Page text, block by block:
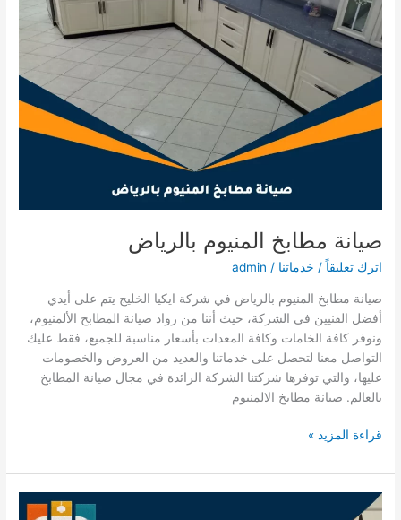
صيانة مطابخ المنيوم بالرياض
اترك تعليقاً / خدماتنا /
admin
صيانة مطابخ المنيوم بالرياض في شركة ايكيا الخليج يتم على أيدي
أفضل الفنيين في الشركة، حيث أننا من رواد صيانة المطابخ الألمنيوم،
ونوفر كافة الخامات وكافة المعدات بأسعار مناسبة للجميع، فقط عليك
التواصل معنا لتحصل على خدماتنا والعديد من العروض والخصومات
عليها، والتي توفرها شركتنا الشركة الرائدة في مجال صيانة المطابخ
بالعالم. صيانة مطابخ الالمنيوم
صيانة
المنيوم
بالرياض
قراءة المزيد »